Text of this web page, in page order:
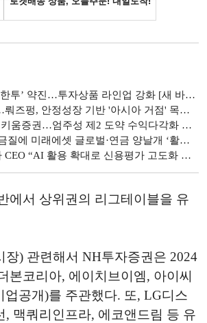
…투자상품 라인업 강화 [새 바람 1년, 증권사 CEO 평가 (4)]
성장 기반 '아시아 거점' 목표 [새 바람 1년, 증권사 CEO 평가 (3)]
성 제2 도약 수익다각화 선봉 [새 바람 1년, 증권사 CEO 평가 (2)]
셋 글로벌·연금 양날개 ‘활짝’ [새 바람 1년, 증권사 CEO 평가 (1)]
확대로 신용평가 고도화 투자 희망” [K금융, AI 혁명 속 길을 찾다]
에서 상위권의 리그테이블을 유
장) 관련해서 NH투자증권은 2024
본코리아, 에이치브이엠, 아이씨
업공개)를 주관했다. 또, LG디스
, 맥쿼리인프라, 에코앤드림 등 유